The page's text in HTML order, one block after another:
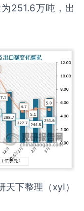
251.6万吨，出
下整理（xyl）